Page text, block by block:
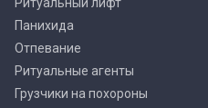
Панихида
Отпевание
Ритуальные агенты
Грузчики на похороны